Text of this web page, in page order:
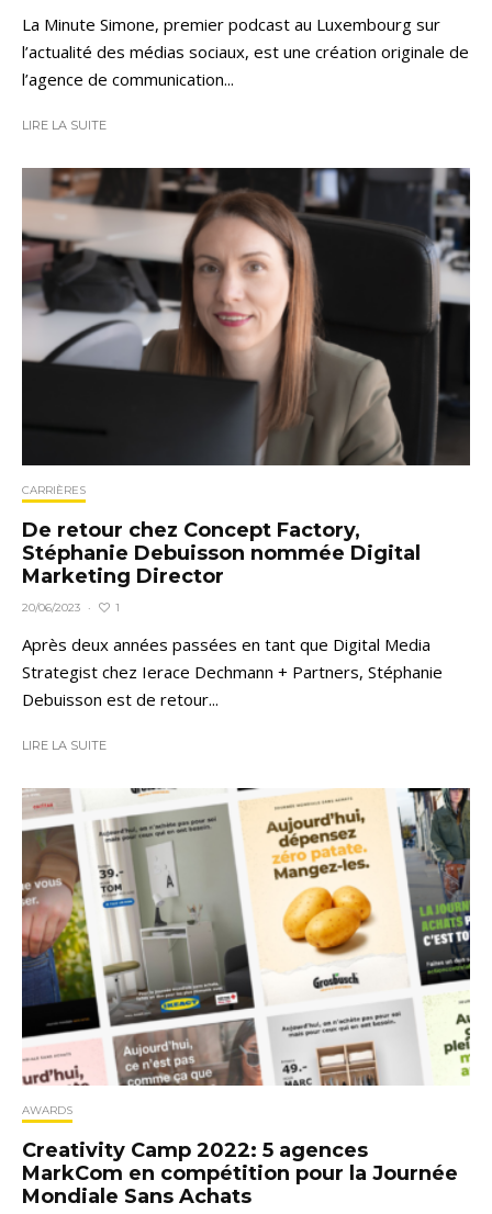
La Minute Simone, premier podcast au Luxembourg sur
l’actualité des médias sociaux, est une création originale de
l’agence de communication...
LIRE LA SUITE
CARRIÈRES
De retour chez Concept Factory,
Stéphanie Debuisson nommée Digital
Marketing Director
20/06/2023 · 1
Après deux années passées en tant que Digital Media
Strategist chez Ierace Dechmann + Partners, Stéphanie
Debuisson est de retour...
LIRE LA SUITE
AWARDS
Creativity Camp 2022: 5 agences
MarkCom en compétition pour la Journée
Mondiale Sans Achats